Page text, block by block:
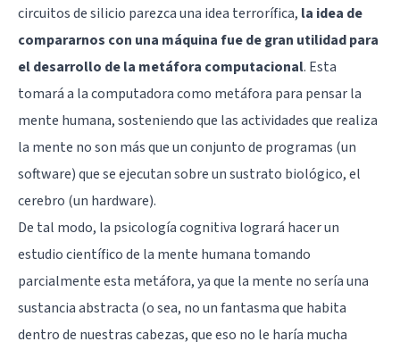
circuitos de silicio parezca una idea terrorífica, la idea de
compararnos con una máquina fue de gran utilidad para
el desarrollo de la metáfora computacional. Esta
tomará a la computadora como metáfora para pensar la
mente humana, sosteniendo que las actividades que realiza
la mente no son más que un conjunto de programas (un
software) que se ejecutan sobre un sustrato biológico, el
cerebro (un hardware).
De tal modo, la psicología cognitiva logrará hacer un
estudio científico de la mente humana tomando
parcialmente esta metáfora, ya que la mente no sería una
sustancia abstracta (o sea, no un fantasma que habita
dentro de nuestras cabezas, que eso no le haría mucha